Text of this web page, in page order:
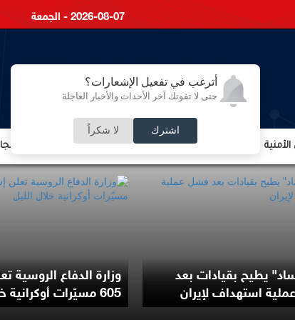
أترغب في تفعيل الإشعارات؟
حتى لا تفوتك آخر الأحداث والأخبار العاجلة
اشترك لا شكراً
2026-08-07 - الجمعة
الشؤون الإقتصادية الشؤون البرلمانية التعليم
يطيح بقيادات بعد
استهداف لإيران
وزارة الدفاع الروسية
605 مسيّرات أوكرانية خلال الليل